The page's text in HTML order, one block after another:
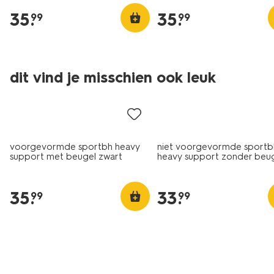
35.
99 35.
99
dit vind je misschien ook leuk
voorgevormde sportbh heavy
support met beugel zwart
35.
99
niet voorgevormde
heavy support zonder
33.
99